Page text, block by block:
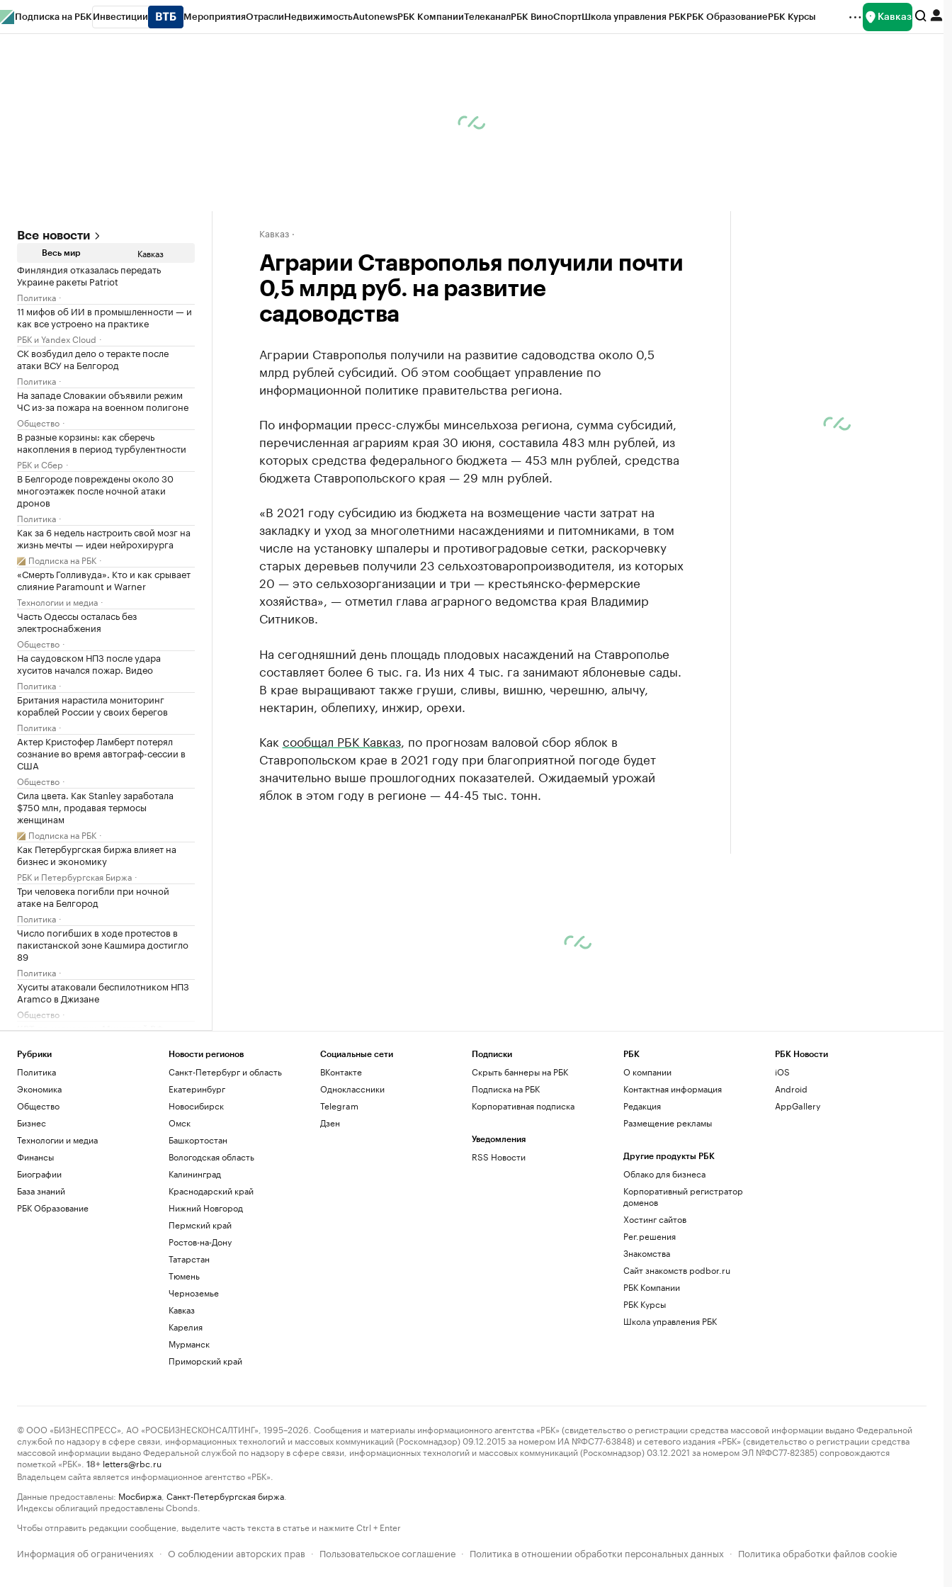
Подписка на РБК Инвестиции МероприятияОтраслиНедвижимостьAutonewsРБК КомпанииТелеканалРБК ВиноСпортШкола управления РБКРБК ОбразованиеРБК Курсы Кавказ
Все новости
Весь мир Кавказ
Финляндия отказалась передать
Украине ракеты Patriot
Политика
11 мифов об ИИ в промышленности — и
как все устроено на практике
РБК и Yandex Cloud
СК возбудил дело о теракте после
атаки ВСУ на Белгород
Политика
На западе Словакии объявили режим
ЧС из-за пожара на военном полигоне
Общество
В разные корзины: как сберечь
накопления в период турбулентности
РБК и Сбер
В Белгороде повреждены около 30
многоэтажек после ночной атаки
дронов
Политика
Как за 6 недель настроить свой мозг на
жизнь мечты — идеи нейрохирурга
Подписка на РБК
«Смерть Голливуда». Кто и как срывает
слияние Paramount и Warner
Технологии и медиа
Часть Одессы осталась без
электроснабжения
Общество
На саудовском НПЗ после удара
хуситов начался пожар. Видео
Политика
Британия нарастила мониторинг
кораблей России у своих берегов
Политика
Актер Кристофер Ламберт потерял
сознание во время автограф-сессии в
США
Общество
Сила цвета. Как Stanley заработала
$750 млн, продавая термосы
женщинам
Подписка на РБК
Как Петербургская биржа влияет на
бизнес и экономику
РБК и Петербургская Биржа
Три человека погибли при ночной
атаке на Белгород
Политика
Число погибших в ходе протестов в
пакистанской зоне Кашмира достигло
89
Политика
Хуситы атаковали беспилотником НПЗ
Aramco в Джизане
Общество
КРТ по-кавказски: Минстрой РФ
градпотенциала СКФО
Кавказ
Как внуки влияют на здоровье бабушек
Общество
«Последняя капля»: о чем говорят
внезапные вспышки гнева
Подписка на РБК
Кавказ
Аграрии Ставрополья получили почти
0,5 млрд руб. на развитие
садоводства
Аграрии Ставрополья получили на развитие садоводства около 0,5
млрд рублей субсидий. Об этом сообщает управление по
информационной политике правительства региона.
По информации пресс-службы минсельхоза региона, сумма субсидий,
перечисленная аграриям края 30 июня, составила 483 млн рублей, из
которых средства федерального бюджета — 453 млн рублей, средства
бюджета Ставропольского края — 29 млн рублей.
«В 2021 году субсидию из бюджета на возмещение части затрат на
закладку и уход за многолетними насаждениями и питомниками, в том
числе на установку шпалеры и противоградовые сетки, раскорчевку
старых деревьев получили 23 сельхозтоваропроизводителя, из которых
20 — это сельхозорганизации и три — крестьянско-фермерские
хозяйства», — отметил глава аграрного ведомства края Владимир
Ситников.
На сегодняшний день площадь плодовых насаждений на Ставрополье
составляет более 6 тыс. га. Из них 4 тыс. га занимают яблоневые сады.
В крае выращивают также груши, сливы, вишню, черешню, алычу,
нектарин, облепиху, инжир, орехи.
Как сообщал РБК Кавказ, по прогнозам валовой сбор яблок в
Ставропольском крае в 2021 году при благоприятной погоде будет
значительно выше прошлогодних показателей. Ожидаемый урожай
яблок в этом году в регионе — 44-45 тыс. тонн.
Рубрики
Политика
Экономика
Общество
Бизнес
Технологии и медиа
Финансы
Биографии
База знаний
РБК Образование
Новости регионов
Санкт-Петербург и область
Екатеринбург
Новосибирск
Омск
Башкортостан
Вологодская область
Калининград
Краснодарский край
Нижний Новгород
Пермский край
Ростов-на-Дону
Татарстан
Тюмень
Черноземье
Кавказ
Карелия
Мурманск
Приморский край
Социальные сети
ВКонтакте
Одноклассники
Telegram
Дзен
Подписки
Скрыть баннеры на РБК
Подписка на РБК
Корпоративная подписка
Уведомления
RSS Новости
РБК
О компании
Контактная информация
Редакция
Размещение рекламы
Другие продукты РБК
Облако для бизнеса
Корпоративный регистратор
доменов
Хостинг сайтов
Рег.решения
Знакомства
Сайт знакомств podbor.ru
РБК Компании
РБК Курсы
Школа управления РБК
РБК Новости
iOS
Android
AppGallery
© ООО «БИЗНЕСПРЕСС», АО «РОСБИЗНЕСКОНСАЛТИНГ», 1995–2026. Сообщения и материалы информационного агентства «РБК» (свидетельство о регистрации средства массовой информации выдано Федеральной
службой по надзору в сфере связи, информационных технологий и массовых коммуникаций (Роскомнадзор) 09.12.2015 за номером ИА №ФС77-63848) и сетевого издания «РБК» (свидетельство о регистрации средства
массовой информации выдано Федеральной службой по надзору в сфере связи, информационных технологий и массовых коммуникаций (Роскомнадзор) 03.12.2021 за номером ЭЛ №ФС77-82385) сопровождаются
пометкой «РБК».
18+ letters@rbc.ru
Владельцем сайта является информационное агентство «РБК».
Данные предоставлены: Мосбиржа Санкт-Петербургская биржа
Индексы облигаций предоставлены Cbonds.
Чтобы отправить редакции сообщение, выделите часть текста в статье и нажмите Ctrl + Enter
Информация об ограничениях · О соблюдении авторских прав · Пользовательское соглашение · Политика в отношении обработки персональных данных · Политика обработки файлов cookie